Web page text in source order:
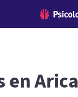
en Arica